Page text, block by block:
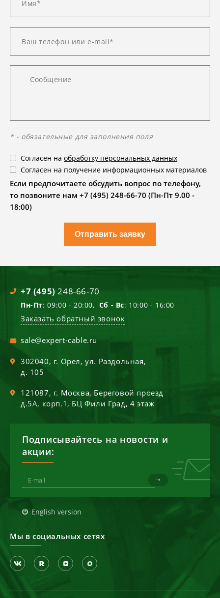
* - обязательные для заполнения поля
Согласен на обработку персональных данных
Согласен на получение информационных материалов
Если предпочитаете обсудить вопрос по телефону,
то позвоните нам +7 (495) 248-66-70 (Пн-Пт 9.00 -
18:00)
Отправить заявку
+7 (495) 248-66-70
Пн-Пт: 09:00 - 20:00, Сб - Вс: 10:00 - 16:00
Заказать обратный звонок
sale@expert-cable.ru
302040, г. Орел,ул. Раздольная,
д. 105
121087, г. Москва, Береговой проезд
д.5А, корп.1, БЦ Фили Град, 4 этаж
Подписывайтесь на новости и
акции:
English version
Мы в социальных сетях